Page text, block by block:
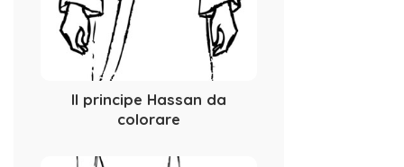
Il principe Hassan da
colorare